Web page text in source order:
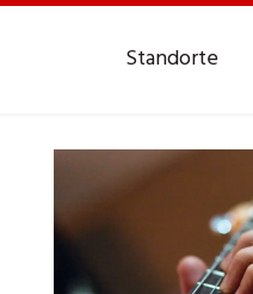
Standorte